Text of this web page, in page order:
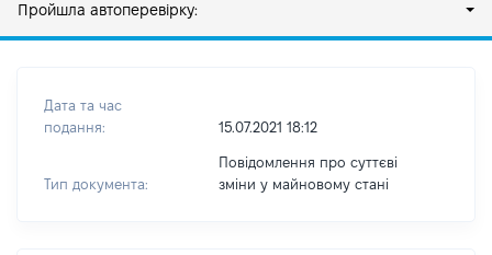
Пройшла автоперевірку:
Дата та час
подання:
15.07.2021 18:12
Тип документа:
Повідомлення про суттєві
зміни y майновому стані